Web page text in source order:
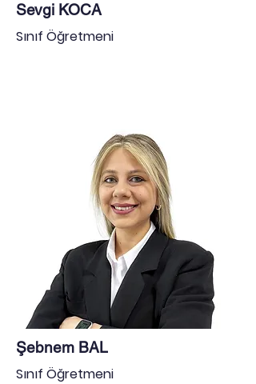
Sevgi KOCA
Sınıf Öğretmeni
Şebnem BAL
Sınıf Öğretmeni